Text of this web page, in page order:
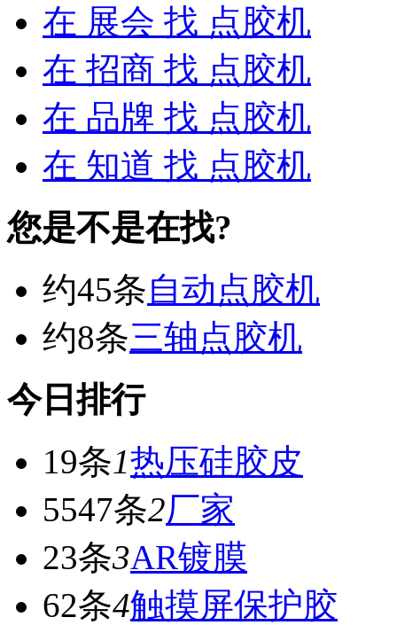
在 展会 找 点胶机
在 招商 找 点胶机
在 品牌 找 点胶机
在 知道 找 点胶机
您是不是在找?
约45条自动点胶机
约8条三轴点胶机
今日排行
19条1热压硅胶皮
5547条2厂家
23条3AR镀膜
62条4触摸屏保护胶